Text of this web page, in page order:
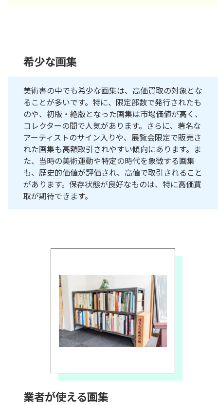
希少な画集
美術書の中でも希少な画集は、高価買取の対象とな
ることが多いです。特に、限定部数で発行されたも
のや、初版・絶版となった画集は市場価値が高く、
コレクターの間で人気があります。さらに、著名な
アーティストのサイン入りや、展覧会限定で販売さ
れた画集も高額取引されやすい傾向にあります。ま
た、当時の美術運動や特定の時代を象徴する画集
も、歴史的価値が評価され、高値で取引されること
があります。保存状態が良好なものは、特に高価買
取が期待できます。
業者が使える画集